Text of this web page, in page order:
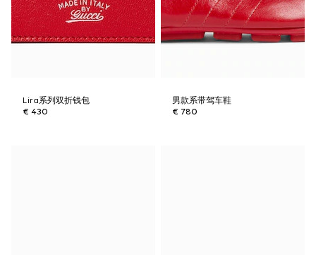
Lira系列双折钱包
€ 430
男款系带驾车鞋
€ 780